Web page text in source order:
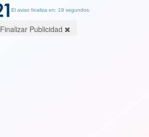
El aviso finaliza en: 19 segundos.
Finalizar Publicidad